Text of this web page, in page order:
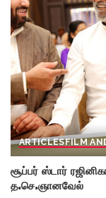
ARTICLESFILM
சூப்பர் ஸ்டார்
த.செ.ஞானவேல்